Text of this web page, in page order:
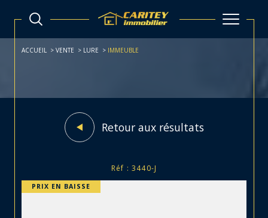
ACCUEIL VENTE LURE IMMEUBLE
Retour aux résultats
Réf : 3440-J
PRIX EN BAISSE